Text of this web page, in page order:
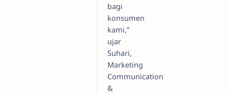
bagi
konsumen
kami,”
ujar
Suhari,
Marketing
Communication
&